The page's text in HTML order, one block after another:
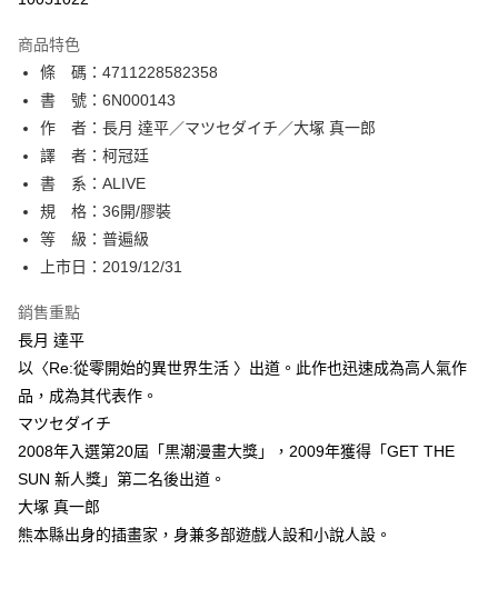
相關說明
【關於「AFTEE先享後付」】
AFTEE先享後付是「在收到商品之後才付款」的支付方式。 讓您購物簡單
便利好安心！
１．簡單：不需註冊會員、不需綁卡、不需儲值。
２．便利：只要手機號碼，簡訊認證，即可結帳。
３．安心：先確認商品／服務後，再付款。
【「AFTEE先享後付」結帳流程】
１．於結帳方式選擇「AFTEE先享後付」後，將跳轉至「AFTEE先享後付」
結帳頁面，進行簡訊認證並確認金額後，即可完成結帳。
２．訂單成立數日內，您將收到繳費通知簡訊。
ATM／網路銀行／等多元方式進行付款，方視為交易完成。
※ 請注意：結帳手續完成當下不需立刻繳費，但若您需要取消訂單，請聯絡
購買商品的店家。未經商家同意取消之訂單仍視為有效，需透過AFTEE先享
後付繳納相關費用。
※ 交易是否成功請以「AFTEE先享後付 」之結帳頁面顯示為準，若有關於
是否繳費成功／繳費後需取消欲退款等相關疑問，請聯繫「AFTEE先享後付
【注意事項】
１．透過由恩沛科技股份有限公司提供之「AFTEE先享後付」服務完成之交
易，需依本服務之必要範圍內提供個人資料，並將交易相關給付款項請求債
權轉讓予恩沛科技股份有限公司。
ATM付款
運送方式
全家取貨付款
每筆NT$80，滿NT$500(含以上)免運費
付款後全家取貨
每筆NT$80，滿NT$500(含以上)免運費
付款後萊爾富取貨
每筆NT$80，滿NT$500(含以上)免運費
7-11取貨付款
每筆NT$80，滿NT$500(含以上)免運費
付款後7-11取貨
商品特色
條 碼：4711228582358
書 號：6N000143
作 者：長月 達平／マツセダイチ／大塚 真一郎
譯 者：柯冠廷
書 系：ALIVE
規 格：36開/膠裝
等 級：普遍級
上市日：2019/12/31
銷售重點
長月 達平
以〈Re:從零開始的異世界生活 〉出道。此作也迅速成為高人氣作
品，成為其代表作。
マツセダイチ
2008年入選第20屆「黒潮漫畫大獎」，2009年獲得「GET THE
SUN 新人獎」第二名後出道。
大塚 真一郎
熊本縣出身的插畫家，身兼多部遊戲人設和小說人設。